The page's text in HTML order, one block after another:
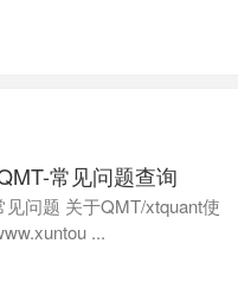
常见问题查询
问题 关于QMT/xtquant使
...